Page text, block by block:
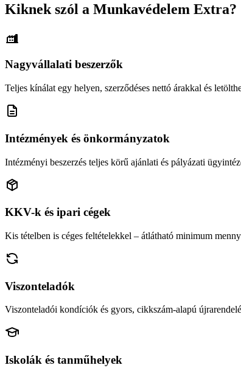
Kiknek szól a Munkavédelem Extra?
Nagyvállalati beszerzők
Teljes kínálat egy helyen, szerződéses nettó árakkal és
Intézmények és önkormányzatok
Intézményi beszerzés teljes körű ajánlati és pályázati
KKV-k és ipari cégek
Kis tételben is céges feltételekkel – átlátható minimum
Viszonteladók
Viszonteladói kondíciók és gyors, cikkszám-alapú
Iskolák és tanműhelyek